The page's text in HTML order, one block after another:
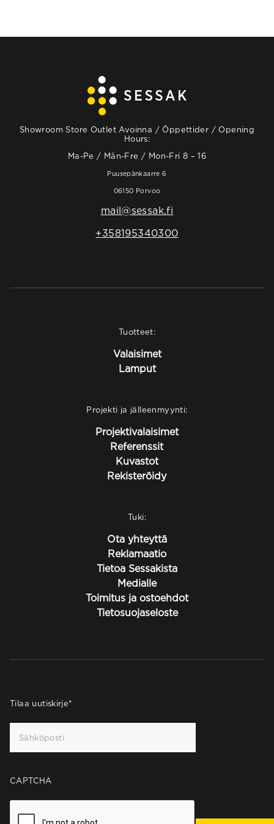
Showroom Store Outlet Avoinna / Öppettider / Opening
Hours:
Ma-Pe / Mån-Fre / Mon-Fri 8 – 16
Puusepänkaarre 6
06150 Porvoo
mail@sessak.fi
+358195340300
Tuotteet:
Valaisimet
Lamput
Projekti ja jälleenmyynti:
Projektivalaisimet
Referenssit
Kuvastot
Rekisteröidy
Tuki:
Ota yhteyttä
Reklamaatio
Tietoa Sessakista
Medialle
Toimitus ja ostoehdot
Tietosuojaseloste
Tilaa uutiskirje*
CAPTCHA